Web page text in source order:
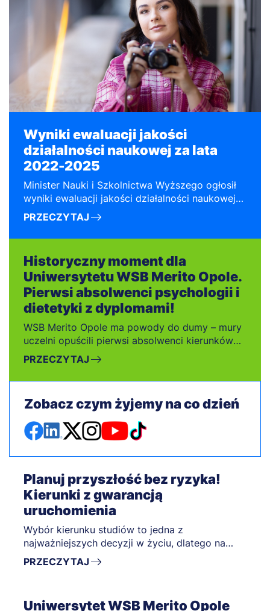
Wyniki ewaluacji jakości
działalności naukowej za lata
2022-2025
Minister Nauki i Szkolnictwa Wyższego ogłosił
wyniki ewaluacji jakości działalności naukowej
za lata 2022-2025.
PRZECZYTAJ
Historyczny moment dla
Uniwersytetu WSB Merito Opole.
Pierwsi absolwenci psychologii i
dietetyki z dyplomami!
WSB Merito Opole ma powody do dumy – mury
uczelni opuścili pierwsi absolwenci kierunków
Psychologia oraz Dietetyka.
PRZECZYTAJ
Zobacz czym żyjemy na co dzień
Planuj przyszłość bez ryzyka!
Kierunki z gwarancją
uruchomienia
Wybór kierunku studiów to jedna z
najważniejszych decyzji w życiu, dlatego na
Uniwersytecie WSB Merito Opole stawiamy na
Twoje bezpieczeństwo i komfort planowania.
PRZECZYTAJ
Uniwersytet WSB Merito Opole